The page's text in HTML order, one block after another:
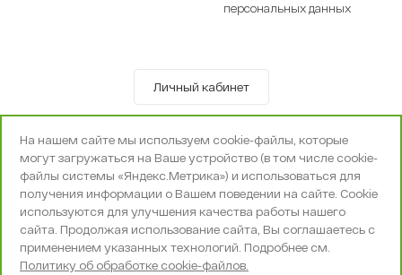
персональных данных
Личный кабинет
© OOO «Экселенте» 2010-2026 г.
Политика конфиденциальности
Поддержка и сопровождение -Вебпространство
На нашем сайте мы используем cookie-файлы, которые
могут загружаться на Ваше устройство (в том числе cookie-
файлы системы «Яндекс.Метрика») и использоваться для
получения информации о Вашем поведении на сайте. Cookie
используются для улучшения качества работы нашего
сайта. Продолжая использование сайта, Вы соглашаетесь с
применением указанных технологий. Подробнее см.
Политику об обработке cookie-файлов.